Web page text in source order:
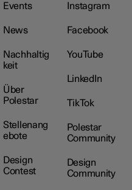
Events
News
Nachhaltig
keit
Über
Polestar
Stellenang
ebote
Design
Contest
Instagram
Facebook
YouTube
LinkedIn
TikTok
Polestar
Community
Design
Community